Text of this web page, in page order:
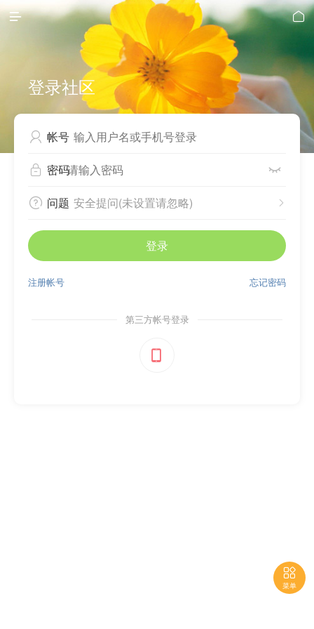
 
登录社区
 帐号
 密码 
 问题 
安全提问(未设置请忽略)
登录
忘记密码
注册帐号
第三方帐号登录


菜单